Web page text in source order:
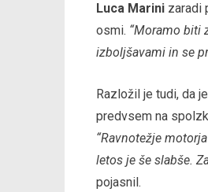
Luca Marini zaradi
osmi. “Moramo biti
izboljšavami in se
Razložil je tudi, da
predvsem na
“Ravnotežje
letos je še slabše.
pojasnil.